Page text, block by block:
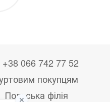
+38 066 742 77 52
покупцям
Польська філія